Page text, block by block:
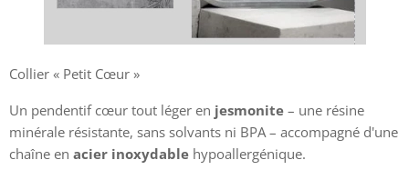
Collier « Petit Cœur »
Un pendentif cœur tout léger en jesmonite – une résine
minérale résistante, sans solvants ni BPA – accompagné d'une
chaîne en acier inoxydable hypoallergénique.